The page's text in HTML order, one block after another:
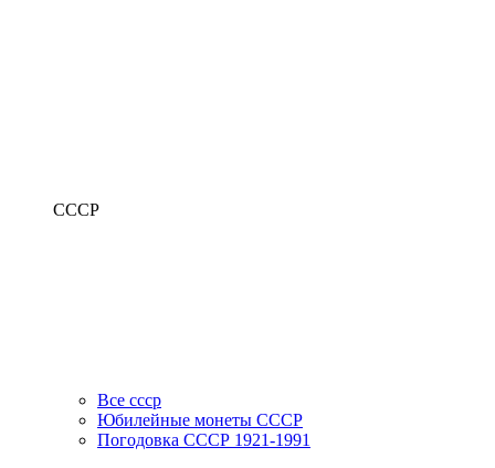
СССР
Все ссср
Юбилейные монеты СССР
Погодовка СССР 1921-1991